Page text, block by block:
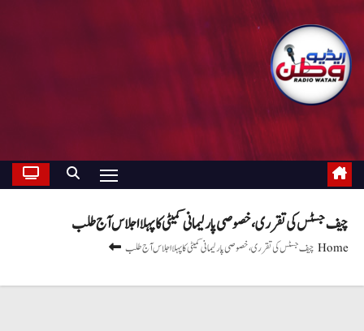
چیف جسٹس کی تقرری ، خصوصی پارلیمانی کمیٹی کا پہلا اجلاس آج طلب
Homeچیف جسٹس کی تقرری ، خصوصی پارلیمانی کمیٹی کا پہلا اجلاس آج طلب